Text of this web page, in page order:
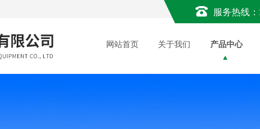
服务热线：
网站首页 关于我们 产品中心